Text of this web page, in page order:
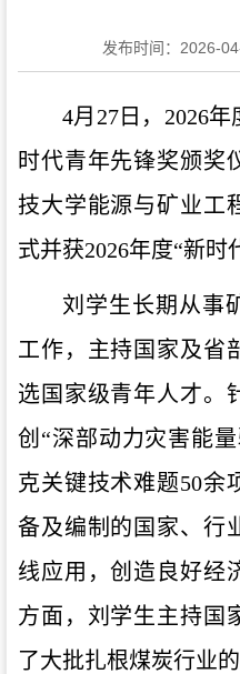
发布时间：2026-
4月27日，2026
时代青年先锋奖颁奖
技大学能源与矿业工
式并获2026年度“新时
刘学生长期从事
工作，主持国家及省
选国家级青年人才。
创“深部动力灾害能
克关键技术难题50余
备及编制的国家、行
线应用，创造良好经
方面，刘学生主持国
了大批扎根煤炭行业的